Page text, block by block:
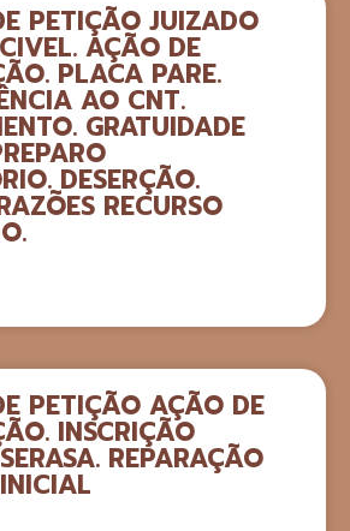
PETIÇÃO JUIZADO
AÇÃO DE
PLACA PARE.
AO CNT.
GRATUIDADE
DESERÇÃO.
RECURSO
PETIÇÃO AÇÃO DE
INSCRIÇÃO
REPARAÇÃO